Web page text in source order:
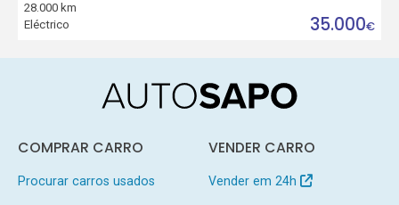
28.000 km
Eléctrico
35.000€
COMPRAR CARRO
Procurar carros usados
VENDER CARRO
Vender em 24h